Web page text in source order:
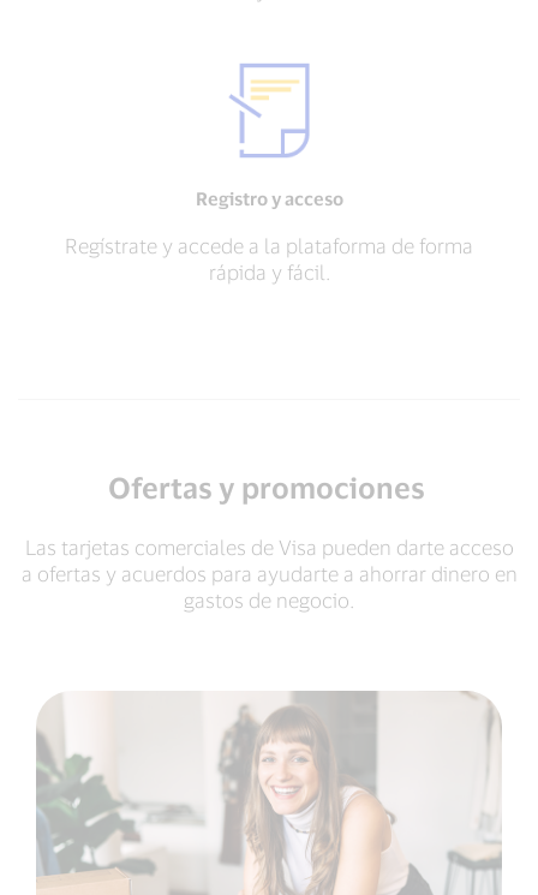
Registro y acceso
Regístrate y accede a la plataforma de forma
rápida y fácil.
Ofertas y promociones
Las tarjetas comerciales de Visa pueden darte acceso
a ofertas y acuerdos para ayudarte a ahorrar dinero en
gastos de negocio.